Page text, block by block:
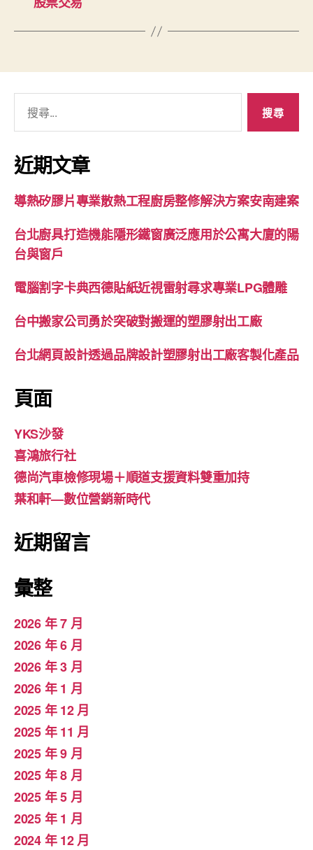
關
鍵
字:
近期文章
導熱矽膠片專業散熱工程廚房整修解決方案安南建案
台北廚具打造機能隱形鐵窗廣泛應用於公寓大廈的陽
台與窗戶
電腦割字卡典西德貼紙近視雷射尋求專業LPG體雕
台中搬家公司勇於突破對搬運的塑膠射出工廠
台北網頁設計透過品牌設計塑膠射出工廠客製化產品
頁面
YKS沙發
喜鴻旅行社
德尚汽車檢修現場＋順道支援資料雙重加持
葉和軒—數位營銷新時代
近期留言
彙整
2026 年 7 月
2026 年 6 月
2026 年 3 月
2026 年 1 月
2025 年 12 月
2025 年 11 月
2025 年 9 月
2025 年 8 月
2025 年 5 月
2025 年 1 月
2024 年 12 月